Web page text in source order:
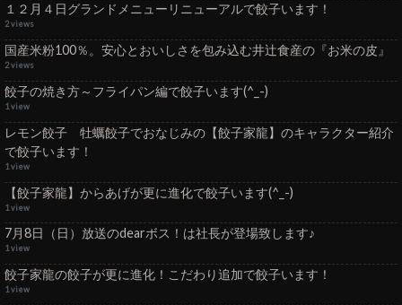
１２月４日グランドメニューリニューアルで餃子います！
2 views
国産米粉100％。安心とおいしさを包み込む井辻食産の『お米の皮』
2 views
餃子の焼き方～フライパン編で餃子います(^_-)
1 view
レモン餃子 牡蠣餃子でおなじみの【餃子家龍】のキャラクター紹介
で餃子います！
1 view
【餃子家龍】からあげが更に進化で餃子います(^_-)
1 view
7月8日（日）放送のdearボス！は社長が登場致します♪
1 view
餃子家龍の餃子が更に進化！こだわり追加で餃子います！
1 view